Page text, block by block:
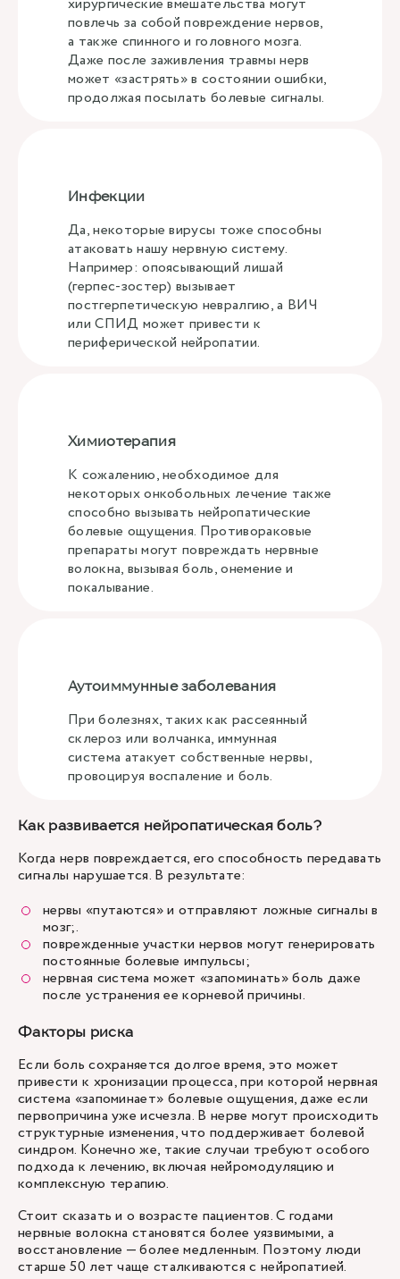
повлечь за собой повреждение нервов,
а также спинного и головного мозга.
Даже после заживления травмы нерв
может «застрять» в состоянии ошибки,
продолжая посылать болевые сигналы.
Инфекции
Да, некоторые вирусы тоже способны
атаковать нашу нервную систему.
Например: опоясывающий лишай
(герпес-зостер) вызывает
постгерпетическую невралгию, а ВИЧ
или СПИД может привести к
периферической нейропатии.
Химиотерапия
К сожалению, необходимое для
некоторых онкобольных лечение также
способно вызывать нейропатические
болевые ощущения. Противораковые
препараты могут повреждать нервные
волокна, вызывая боль, онемение и
покалывание.
Аутоиммунные заболевания
При болезнях, таких как рассеянный
склероз или волчанка, иммунная
система атакует собственные нервы,
провоцируя воспаление и боль.
Как развивается нейропатическая боль?
Когда нерв повреждается, его способность передавать
сигналы нарушается. В результате:
нервы «путаются» и отправляют ложные сигналы в
мозг;.
поврежденные участки нервов могут генерировать
постоянные болевые импульсы;
нервная система может «запоминать» боль даже
после устранения ее корневой причины.
Факторы риска
Если боль сохраняется долгое время, это может
привести к хронизации процесса, при которой нервная
система «запоминает» болевые ощущения, даже если
первопричина уже исчезла. В нерве могут происходить
структурные изменения, что поддерживает болевой
синдром. Конечно же, такие случаи требуют особого
подхода к лечению, включая нейромодуляцию и
комплексную терапию.
Стоит сказать и о возрасте пациентов. С годами
нервные волокна становятся более уязвимыми, а
восстановление — более медленным. Поэтому люди
старше 50 лет чаще сталкиваются с нейропатией.